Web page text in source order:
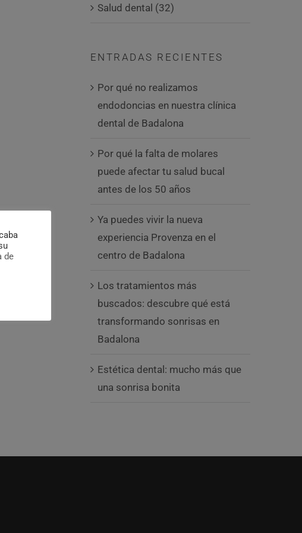
Salud dental (32)
ENTRADAS RECIENTES
Por qué no realizamos
endodoncias en nuestra clínica
dental de Badalona
Por qué la falta de molares
puede afectar tu salud bucal
antes de los 50 años
Ya puedes vivir la nueva
experiencia Provenza en el
centro de Badalona
Los tratamientos más
buscados: descubre qué está
transformando sonrisas en
Badalona
Estética dental: mucho más que
una sonrisa bonita
de